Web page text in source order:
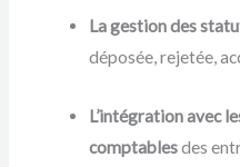
La gestion des
déposée, rejetée,
L’intégration avec
comptablesdes